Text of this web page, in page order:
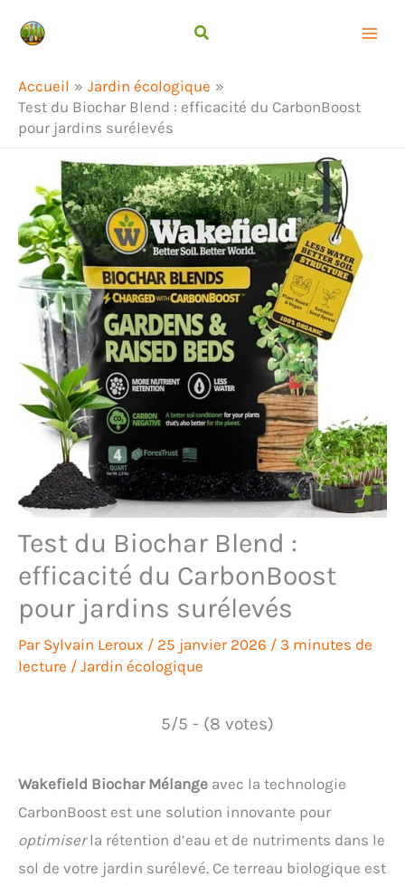
Accueil
Jardin écologique
Test du Biochar Blend : efficacité du CarbonBoost
pour jardins surélevés
Test du Biochar Blend :
efficacité du CarbonBoost
pour jardins surélevés
Par Sylvain Leroux / 25 janvier 2026 / 3 minutes de
lecture / Jardin écologique
5/5 - (8 votes)
Wakefield Biochar Mélange avec la technologie
CarbonBoost est une solution innovante pour
optimiserla rétention d’eau et de nutriments dans le
sol de votre jardin surélevé. Ce terreau biologique est